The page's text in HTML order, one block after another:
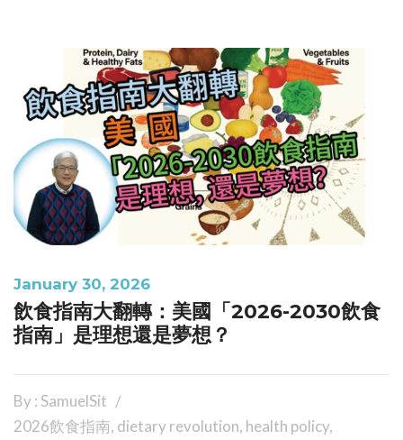
January 30, 2026
飲食指南大翻轉：美國「2026-2030飲食
指南」是理想還是夢想？
By : SamuelSit
2026飲食指南, dietary revolution, health policy,